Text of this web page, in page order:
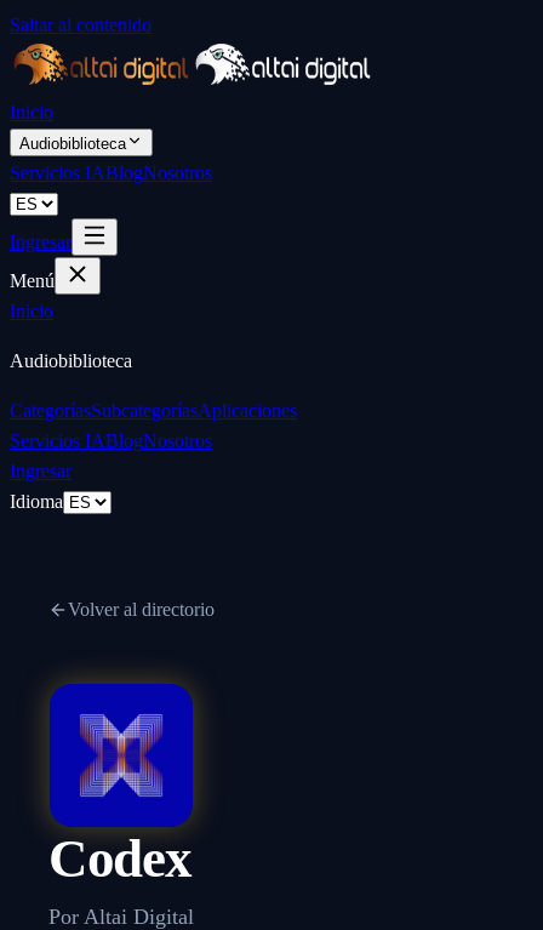
Saltar al contenido
Inicio
Audiobiblioteca
Servicios IABlogNosotros
Ingresar
Menú
Inicio
Audiobiblioteca
CategoríasSubcategoríasAplicaciones
Servicios IABlogNosotros
Ingresar
Idioma
Volver al directorio
Codex
Por Altai Digital